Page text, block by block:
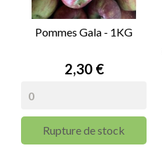
Pommes Gala - 1KG
Prix
2,30 €
Rupture de stock